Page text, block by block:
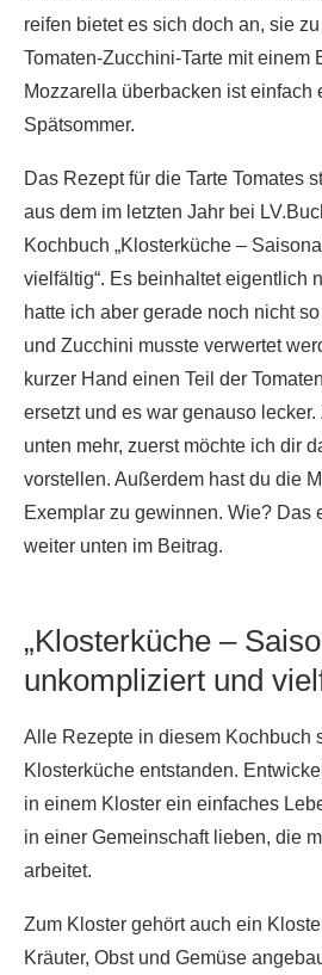
reifen bietet es sich doch an, sie
Tomaten-Zucchini-Tarte mit einem
Mozzarella überbacken ist einfach
Spätsommer.
Das Rezept für die Tarte Tomates
aus dem im letzten Jahr bei
Kochbuch „Klosterküche –
vielfältig“. Es beinhaltet eigentlich
hatte ich aber gerade noch nicht
und Zucchini musste verwertet
kurzer Hand einen Teil der
ersetzt und es war genauso lecker.
unten mehr, zuerst möchte ich dir
vorstellen. Außerdem hast du die
Exemplar zu gewinnen. Wie? Das
weiter unten im Beitrag.
„Klosterküche –
unkompliziert und
Alle Rezepte in diesem Kochbuch
Klosterküche entstanden.
in einem Kloster ein einfaches
in einer Gemeinschaft lieben, die
arbeitet.
Zum Kloster gehört auch ein
Kräuter, Obst und Gemüse